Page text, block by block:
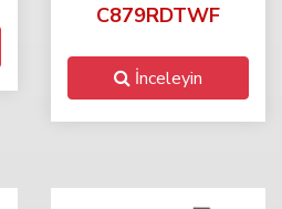
C879RDTWF
İnceleyin